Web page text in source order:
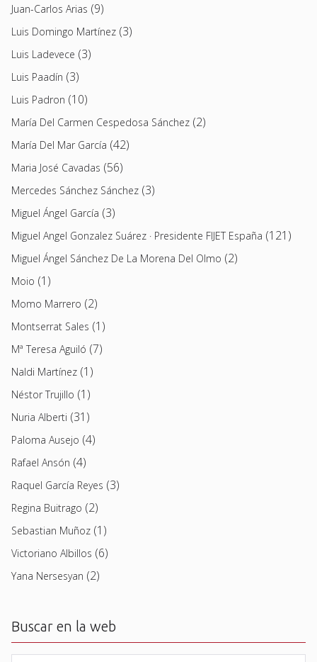
Juan-Carlos Arias (9)
Luis Domingo Martínez (3)
Luis Ladevece (3)
Luis Paadín (3)
Luis Padron (10)
María Del Carmen Cespedosa Sánchez (2)
María Del Mar García (42)
Maria José Cavadas (56)
Mercedes Sánchez Sánchez (3)
Miguel Ángel García (3)
Miguel Angel Gonzalez Suárez · Presidente FIJET España (121)
Miguel Ángel Sánchez De La Morena Del Olmo (2)
Moio (1)
Momo Marrero (2)
Montserrat Sales (1)
Mª Teresa Aguiló (7)
Naldi Martínez (1)
Néstor Trujillo (1)
Nuria Alberti (31)
Paloma Ausejo (4)
Rafael Ansón (4)
Raquel García Reyes (3)
Regina Buitrago (2)
Sebastian Muñoz (1)
Victoriano Albillos (6)
Yana Nersesyan (2)
Buscar en la web